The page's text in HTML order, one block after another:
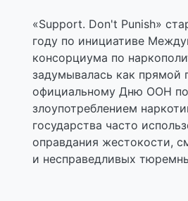
«Support. Don't Punish»
году по инициативе
консорциума по
задумывалась как прямой
официальному Дню ООН по
злоупотреблением
государства часто
оправдания жестокости,
и несправедливых